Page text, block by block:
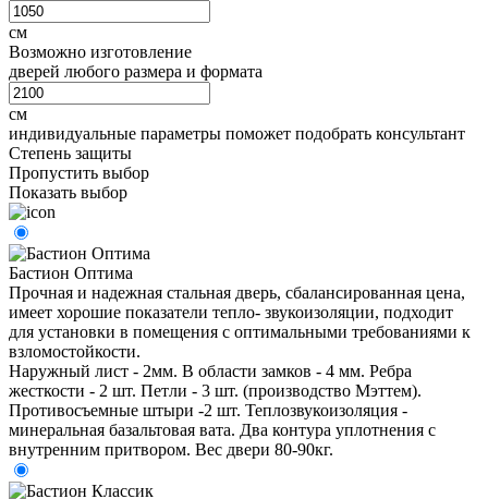
см
Возможно изготовление
дверей любого размера и формата
см
индивидуальные параметры поможет подобрать консультант
Степень защиты
Пропустить выбор
Показать выбор
Бастион Оптима
Прочная и надежная стальная дверь, сбалансированная цена,
имеет хорошие показатели тепло- звукоизоляции, подходит
для установки в помещения с оптимальными требованиями к
взломостойкости.
Наружный лист - 2мм. В области замков - 4 мм. Ребра
жесткости - 2 шт. Петли - 3 шт. (производство Мэттем).
Противосъемные штыри -2 шт. Теплозвукоизоляция -
минеральная базальтовая вата. Два контура уплотнения с
внутренним притвором. Вес двери 80-90кг.